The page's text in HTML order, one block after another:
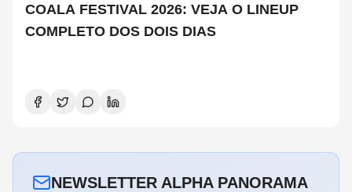
COALA FESTIVAL 2026: VEJA O LINEUP
COMPLETO DOS DOIS DIAS
NEWSLETTER ALPHA PANORAMA